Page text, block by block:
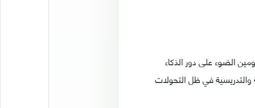
الضوء على دور الذكاء
والتدريسية في ظل التحولات